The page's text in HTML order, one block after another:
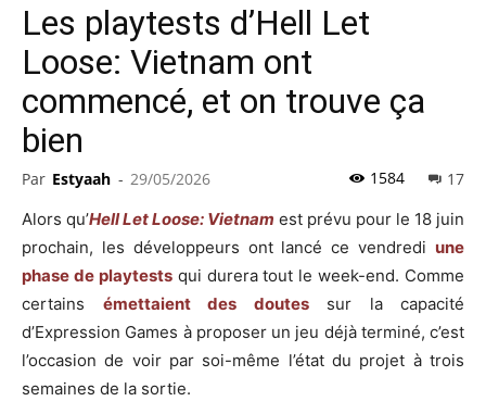
Les playtests d’Hell Let
Loose: Vietnam ont
commencé, et on trouve ça
bien
Par Estyaah - 29/05/2026 17
1584
Alors qu’Hell Let Loose: Vietnam est prévu pour le 18 juin
prochain, les développeurs ont lancé ce vendredi une
phase de playtestsqui durera tout le week-end. Comme
certains émettaient des doutessur la capacité
d’Expression Games à proposer un jeu déjà terminé, c’est
l’occasion de voir par soi-même l’état du projet à trois
semaines de la sortie.